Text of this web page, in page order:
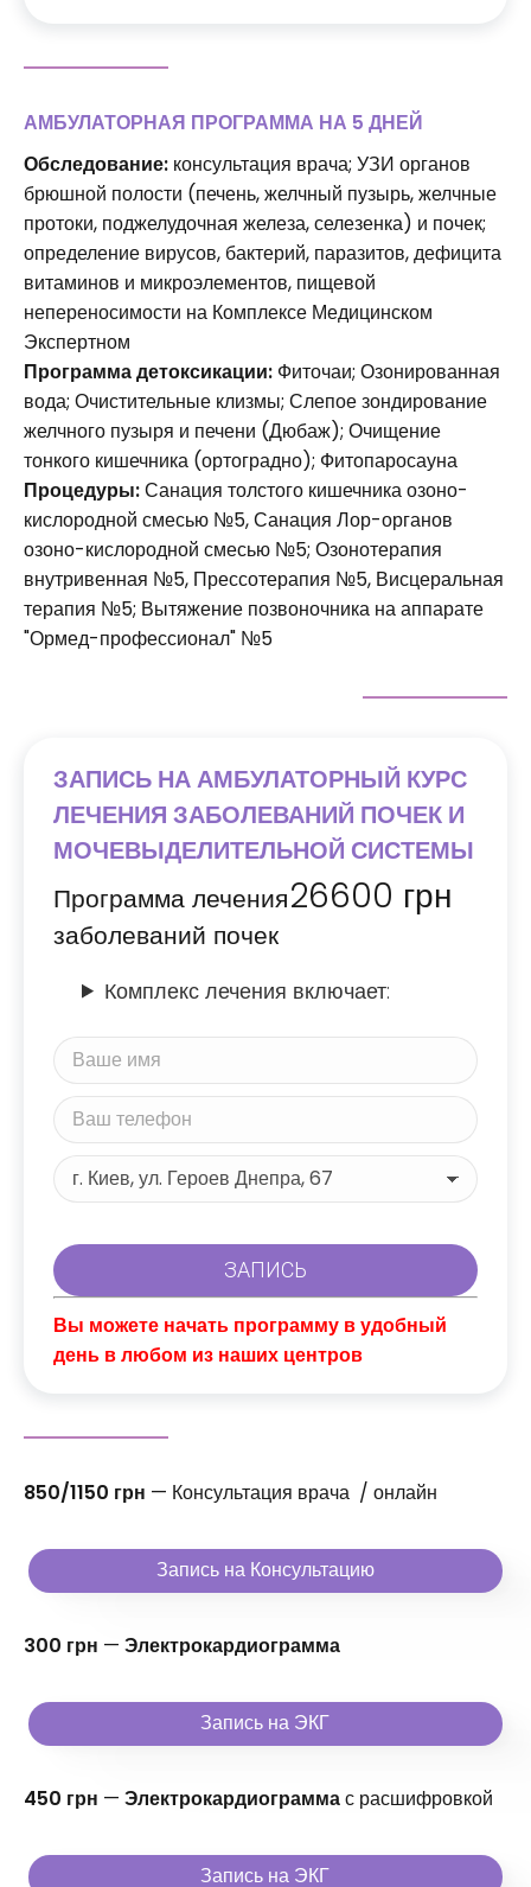
АМБУЛАТОРНАЯ ПРОГРАММА НА 5 ДНЕЙ
Обследование: консультация врача; УЗИ органов
брюшной полости (печень, желчный пузырь, желчные
протоки, поджелудочная железа, селезенка) и почек;
определение вирусов, бактерий, паразитов, дефицита
витаминов и микроэлементов, пищевой
непереносимости на Комплексе Медицинском
Экспертном
Программа детоксикации: Фиточаи; Озонированная
вода; Очистительные клизмы; Слепое зондирование
желчного пузыря и печени (Дюбаж); Очищение
тонкого кишечника (ортоградно); Фитопаросауна
Процедуры:Санация толстого кишечника озоно-
кислородной смесью №5, Санация Лор-органов
озоно-кислородной смесью №5; Озонотерапия
внутривенная №5, Прессотерапия №5, Висцеральная
терапия №5; Вытяжение позвоночника на аппарате
"Ормед-профессионал" №5
ЗАПИСЬ НА АМБУЛАТОРНЫЙ КУРС
ЛЕЧЕНИЯ ЗАБОЛЕВАНИЙ ПОЧЕК И
МОЧЕВЫДЕЛИТЕЛЬНОЙ СИСТЕМЫ
Программа лечения
заболеваний почек
26600 грн
Комплекс лечения включает:
Вы можете начать программу в удобный
день в любом из наших центров
850/1150 грн — Консультация врача / онлайн
Запись на Консультацию
300 грн — Электрокардиограмма
Запись на ЭКГ
450 грн — Электрокардиограммас расшифровкой
Запись на ЭКГ